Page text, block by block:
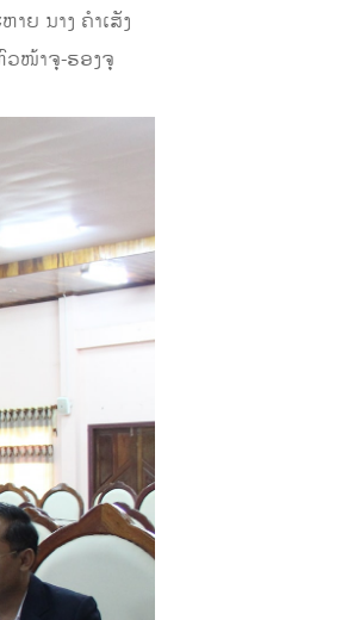
ຍ ນາງ ຄໍາເສັງ
ວໜ້າຈຸ-ຮອງຈຸ